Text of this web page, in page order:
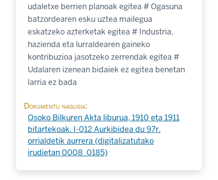
udaletxe berrien planoak egitea # Ogasuna
batzordearen esku uztea mailegua
eskatzeko azterketak egitea # Industria,
hazienda eta lurraldearen gaineko
kontribuzioa jasotzeko zerrendak egitea #
Udalaren izenean bidaiek ez egitea benetan
larria ez bada
Dokumentu nagusia
Osoko Bilkuren Akta liburua, 1910 eta 1911
bitartekoak. I-012 Aurkibidea du 97r.
orrialdetik aurrera (digitalizatutako
irudietan 0008_0185)